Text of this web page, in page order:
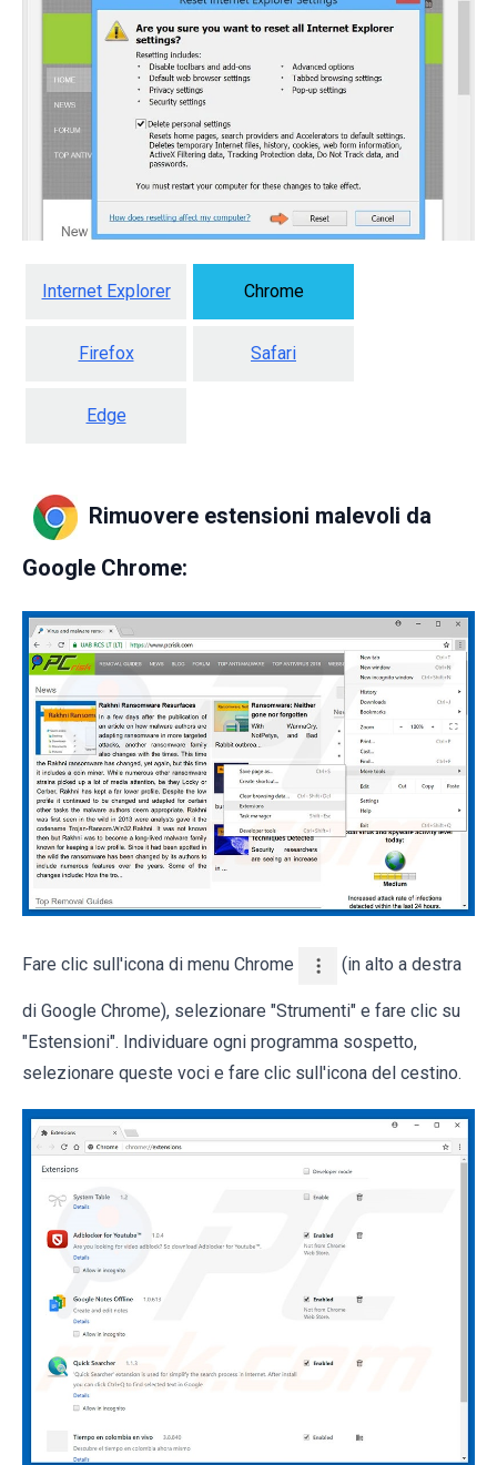
Internet Explorer Chrome
Firefox Safari
Edge
Rimuovere estensioni malevoli da
Google Chrome:
Fare clic sull'icona di menu Chrome (in alto a destra
di Google Chrome), selezionare "Strumenti" e fare clic su
"Estensioni". Individuare ogni programma sospetto,
selezionare queste voci e fare clic sull'icona del cestino.